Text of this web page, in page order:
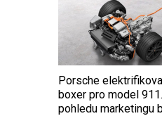
Porsche
boxer pro model
pohledu marketingu